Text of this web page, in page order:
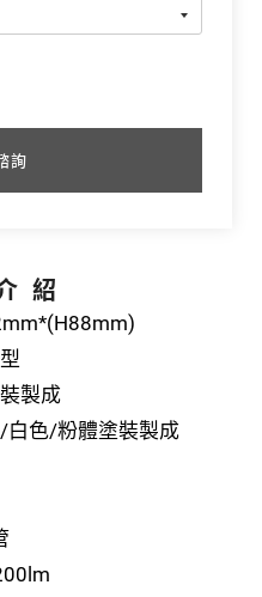
詢
紹
製成
白色/粉體塗裝製成